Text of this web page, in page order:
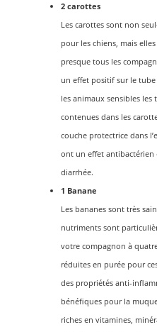
2 carottes
Les carottes sont non
pour les chiens, mais
presque tous les
un effet positif sur le
les animaux sensibles
contenues dans les
couche protectrice dans
ont un effet antibactérien
diarrhée.
1 Banane
Les bananes sont très
nutriments sont
votre compagnon à
réduites en purée pour
des propriétés anti-
bénéfiques pour la
riches en vitamines,